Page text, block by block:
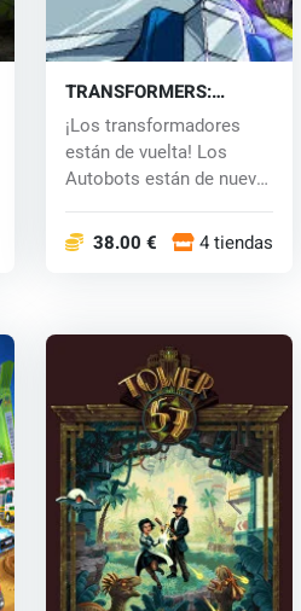
TRANSFORMERS:
Devastation (PC) CD key
¡Los transformadores
están de vuelta! Los
Autobots están de nuevo
38.00 € 4 tiendas